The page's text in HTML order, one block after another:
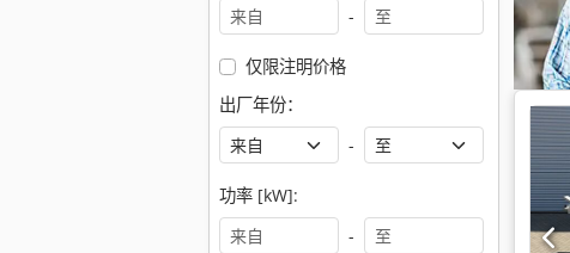
-
仅限注明价格
出厂年份：
-
功率 [kW]:
-